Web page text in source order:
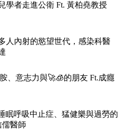
學者走進公衛 Ft. 黃柏堯教授
人內射的慾望世代，感染科醫
、意志力與🚀🧊的朋友 Ft.成癮
眠呼吸中止症、猛健樂與過勞的
儒醫師